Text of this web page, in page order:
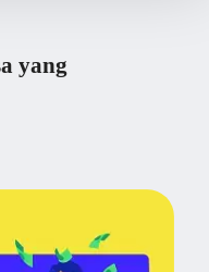
yang